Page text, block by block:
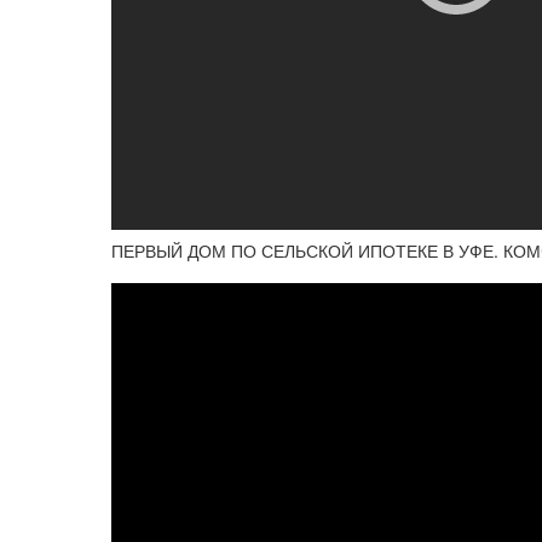
ПЕРВЫЙ ДОМ ПО СЕЛЬСКОЙ ИПОТЕКЕ В УФЕ.